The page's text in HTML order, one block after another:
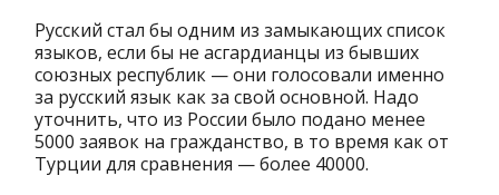
Русский стал бы одним из замыкающих список
языков, если бы не асгардианцы из бывших
союзных республик — они голосовали именно
за русский язык как за свой основной. Надо
уточнить, что из России было подано менее
5000 заявок на гражданство, в то время как от
Турции для сравнения — более 40000.